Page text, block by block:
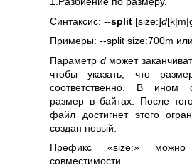
Синтаксис: --split [size:]d
Примеры: --split size:700m
Параметр dможет
чтобы указать, что
соответственно. В ином
размер в байтах. После
файл достигнет этого
создан новый.
Префикс «size:»
совместимости.